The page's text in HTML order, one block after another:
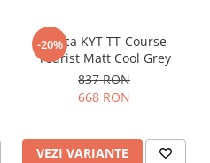
-20%
Casca KYT TT-Course
Tourist Matt Cool Grey
837 RON
668 RON
VEZI VARIANTE